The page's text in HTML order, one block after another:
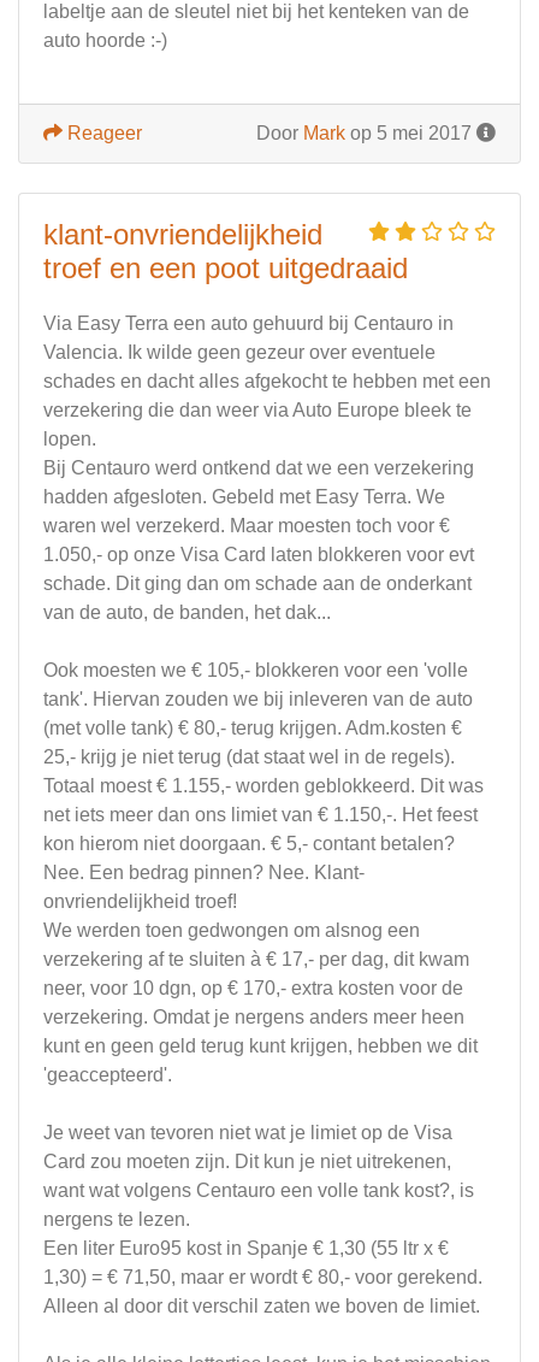
labeltje aan de sleutel niet bij het kenteken van de
auto hoorde :-)
Door Mark op 5 mei 2017
Reageer
klant-onvriendelijkheid
troef en een poot uitgedraaid
Via Easy Terra een auto gehuurd bij Centauro in
Valencia. Ik wilde geen gezeur over eventuele
schades en dacht alles afgekocht te hebben met een
verzekering die dan weer via Auto Europe bleek te
lopen.
Bij Centauro werd ontkend dat we een verzekering
hadden afgesloten. Gebeld met Easy Terra. We
waren wel verzekerd. Maar moesten toch voor €
1.050,- op onze Visa Card laten blokkeren voor evt
schade. Dit ging dan om schade aan de onderkant
van de auto, de banden, het dak...
Ook moesten we € 105,- blokkeren voor een 'volle
tank'. Hiervan zouden we bij inleveren van de auto
(met volle tank) € 80,- terug krijgen. Adm.kosten €
25,- krijg je niet terug (dat staat wel in de regels).
Totaal moest € 1.155,- worden geblokkeerd. Dit was
net iets meer dan ons limiet van € 1.150,-. Het feest
kon hierom niet doorgaan. € 5,- contant betalen?
Nee. Een bedrag pinnen? Nee. Klant-
onvriendelijkheid troef!
We werden toen gedwongen om alsnog een
verzekering af te sluiten à € 17,- per dag, dit kwam
neer, voor 10 dgn, op € 170,- extra kosten voor de
verzekering. Omdat je nergens anders meer heen
kunt en geen geld terug kunt krijgen, hebben we dit
'geaccepteerd'.
Je weet van tevoren niet wat je limiet op de Visa
Card zou moeten zijn. Dit kun je niet uitrekenen,
want wat volgens Centauro een volle tank kost?, is
nergens te lezen.
Een liter Euro95 kost in Spanje € 1,30 (55 ltr x €
1,30) = € 71,50, maar er wordt € 80,- voor gerekend.
Alleen al door dit verschil zaten we boven de limiet.